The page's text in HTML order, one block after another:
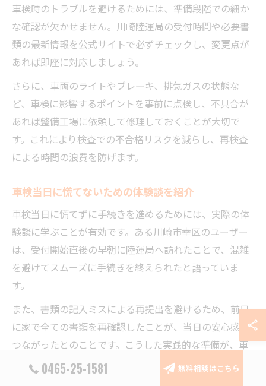
車検時のトラブルを避けるためには、準備段階での細か
な確認が欠かせません。川崎陸運局の受付時間や必要書
類の最新情報を公式サイトで必ずチェックし、変更点が
あれば即座に対応しましょう。
さらに、車両のライトやブレーキ、排気ガスの状態な
ど、車検に影響するポイントを事前に点検し、不具合が
あれば整備工場に依頼して修理しておくことが大切で
す。これにより検査での不合格リスクを減らし、再検査
による時間の浪費を防げます。
車検当日に慌てないための体験談を紹介
車検当日に慌てずに手続きを進めるためには、実際の体
験談に学ぶことが有効です。ある川崎市幸区のユーザー
は、受付開始直後の早朝に陸運局へ訪れたことで、混雑
を避けてスムーズに手続きを終えられたと語っていま
す。
また、書類の記入ミスによる再提出を避けるため、前日
に家で全ての書類を再確認したことが、当日の安心感に
つながったとのことです。こうした実践的な準備が、車
検当日のストレス軽減に大きく寄与します。
0465-25-1581 無料相談はこちら